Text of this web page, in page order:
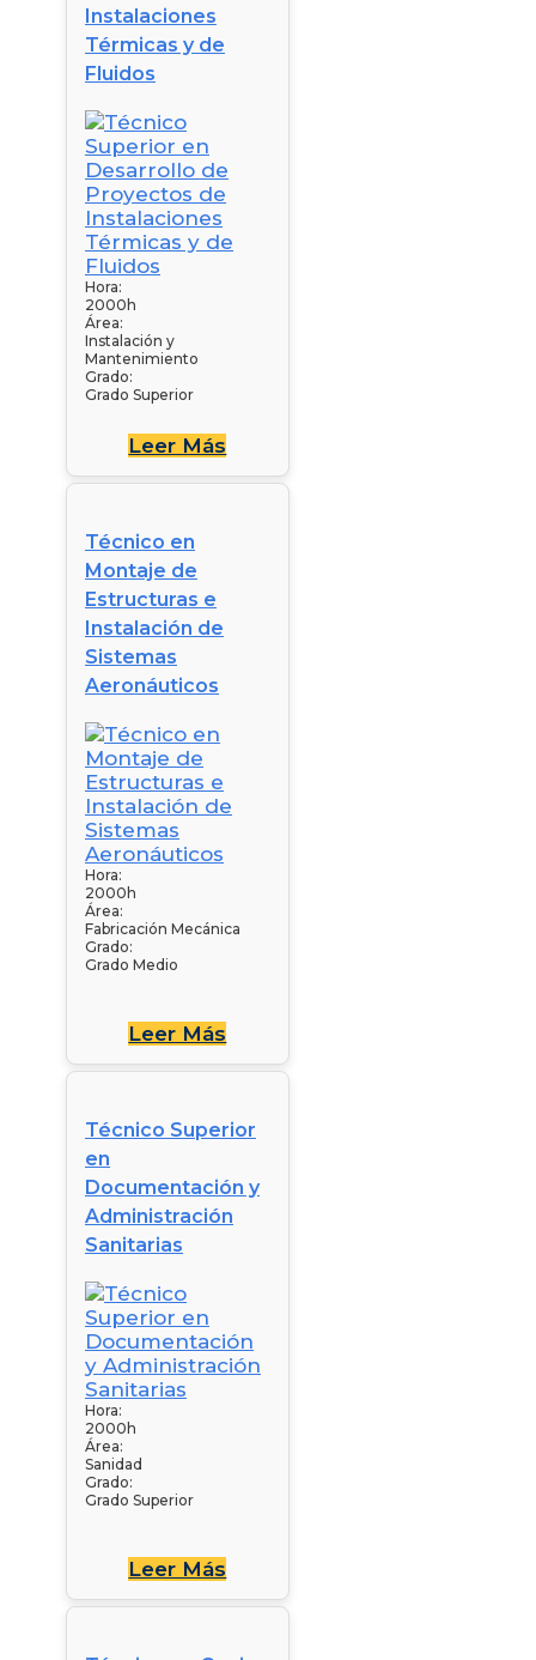
Instalaciones
Térmicas y de
Fluidos
Hora:
2000h
Área:
Instalación y
Mantenimiento
Grado:
Grado Superior
Leer Más
Técnico en
Montaje de
Estructuras e
Instalación de
Sistemas
Aeronáuticos
Hora:
2000h
Área:
Fabricación Mecánica
Grado:
Grado Medio
Leer Más
Técnico Superior
en
Documentación y
Administración
Sanitarias
Hora:
2000h
Área:
Sanidad
Grado:
Grado Superior
Leer Más